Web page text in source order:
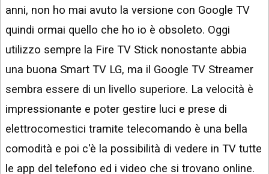
anni, non ho mai avuto la versione con Google TV
quindi ormai quello che ho io è obsoleto. Oggi
utilizzo sempre la Fire TV Stick nonostante abbia
una buona Smart TV LG, ma il Google TV Streamer
sembra essere di un livello superiore. La velocità è
impressionante e poter gestire luci e prese di
elettrocomestici tramite telecomando è una bella
comodità e poi c'è la possibilità di vedere in TV tutte
le app del telefono ed i video che si trovano online.